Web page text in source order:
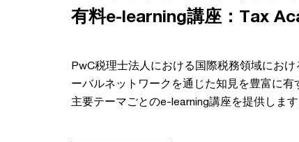
有料e-learning講座：Tax
PwC税理士法人における国際税務領域にお
ーバルネットワークを通じた知見を豊富に
主要テーマごとのe-learning講座を提供します